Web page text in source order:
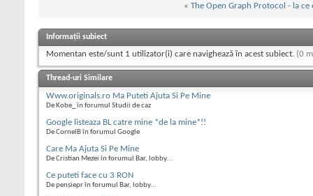
« The Open Graph Protocol - la ce
Informații subiect
Momentan este/sunt 1 utilizator(i) care navighează în acest subiect. (0
Thread-uri Similare
Www.originals.ro Ma Puteti Ajuta Si Pe Mine
De Kobe_ în forumul Studii de caz
Google listeaza BL catre mine *de la mine*!!
De CornelB în forumul Google
Care Ma Ajuta Si Pe Mine
De Cristian Mezei în forumul Bar, lobby...
Ce puteti face cu 3 RON
De pensiepr în forumul Bar, lobby...